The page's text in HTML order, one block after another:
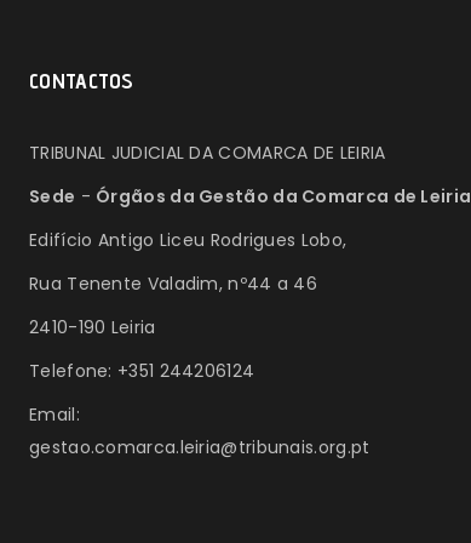
CONTACTOS
TRIBUNAL JUDICIAL DA COMARCA DE LEIRIA
Sede - Órgãos da Gestão da Comarca de Leiria
Edifício Antigo Liceu Rodrigues Lobo,
Rua Tenente Valadim, nº44 a 46
2410-190 Leiria
Telefone: +351 244206124
Email:
gestao.comarca.leiria@tribunais.org.pt